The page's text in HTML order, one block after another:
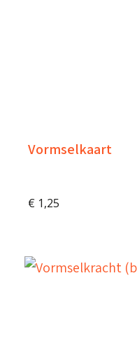
Vormselkaart
€ 1,25